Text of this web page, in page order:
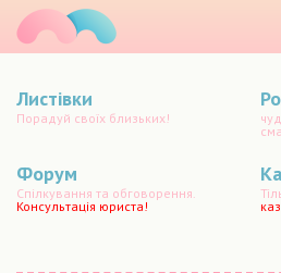
Листівки
Порадуй своїх близьких!
Форум
Спілкування та обговорення.
Консультація юриста!